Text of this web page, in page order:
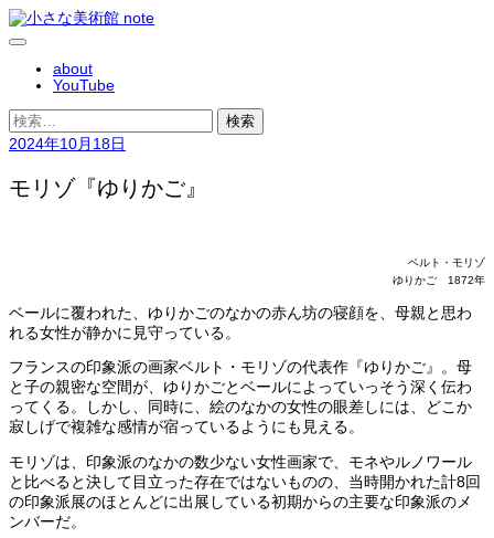
コ
ン
へ
ス
キ
プ
メ
ー
about
YouTube
検
索:
2024年10月18日
モリゾ『ゆりかご』
ベルト・モリゾ
ゆりかご 1872年
ベールに覆われた、ゆりかごのなかの赤ん坊の寝顔を、母親と思わ
れる女性が静かに見守っている。
フランスの印象派の画家ベルト・モリゾの代表作『ゆりかご』。母
と子の親密な空間が、ゆりかごとベールによっていっそう深く伝わ
ってくる。しかし、同時に、絵のなかの女性の眼差しには、どこか
寂しげで複雑な感情が宿っているようにも見える。
モリゾは、印象派のなかの数少ない女性画家で、モネやルノワール
と比べると決して目立った存在ではないものの、当時開かれた計8回
の印象派展のほとんどに出展している初期からの主要な印象派のメ
ンバーだ。